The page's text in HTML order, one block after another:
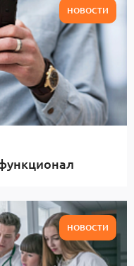
НОВОСТИ
НОВОСТИ